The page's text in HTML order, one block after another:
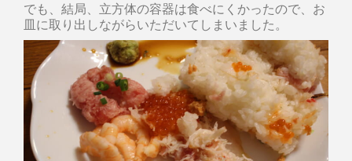
でも、結局、立方体の容器は食べにくかったので、お
皿に取り出しながらいただいてしまいました。